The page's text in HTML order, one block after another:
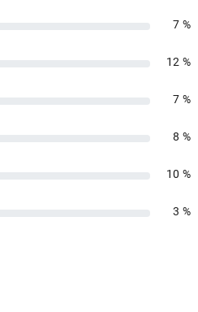
7 %
12 %
7 %
8 %
10 %
3 %